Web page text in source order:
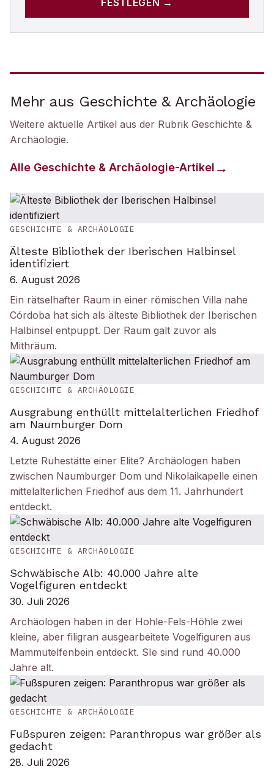
FESTLEGEN →
Mehr aus Geschichte & Archäologie
Weitere aktuelle Artikel aus der Rubrik Geschichte &
Archäologie.
Alle Geschichte & Archäologie-Artikel
GESCHICHTE & ARCHÄOLOGIE
Älteste Bibliothek der Iberischen Halbinsel
identifiziert
6. August 2026
Ein rätselhafter Raum in einer römischen Villa nahe
Córdoba hat sich als älteste Bibliothek der Iberischen
Halbinsel entpuppt. Der Raum galt zuvor als
Mithräum.
GESCHICHTE & ARCHÄOLOGIE
Ausgrabung enthüllt mittelalterlichen Friedhof
am Naumburger Dom
4. August 2026
Letzte Ruhestätte einer Elite? Archäologen haben
zwischen Naumburger Dom und Nikolaikapelle einen
mittelalterlichen Friedhof aus dem 11. Jahrhundert
entdeckt.
GESCHICHTE & ARCHÄOLOGIE
Schwäbische Alb: 40.000 Jahre alte
Vogelfiguren entdeckt
30. Juli 2026
Archäologen haben in der Hohle-Fels-Höhle zwei
kleine, aber filigran ausgearbeitete Vogelfiguren aus
Mammutelfenbein entdeckt. SIe sind rund 40.000
Jahre alt.
GESCHICHTE & ARCHÄOLOGIE
Fußspuren zeigen: Paranthropus war größer als
gedacht
28. Juli 2026